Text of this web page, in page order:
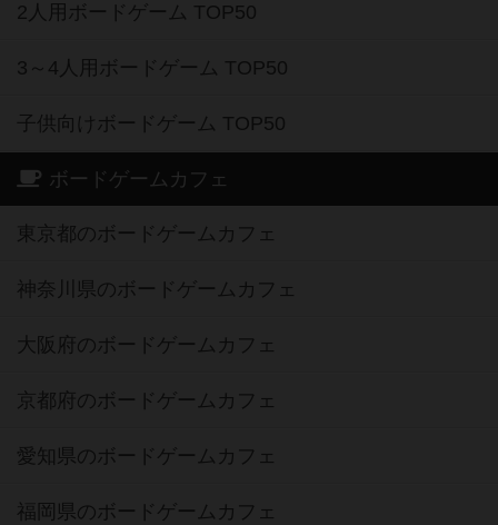
2人用ボードゲーム TOP50
3～4人用ボードゲーム TOP50
子供向けボードゲーム TOP50
ボードゲームカフェ
東京都のボードゲームカフェ
神奈川県のボードゲームカフェ
大阪府のボードゲームカフェ
京都府のボードゲームカフェ
愛知県のボードゲームカフェ
福岡県のボードゲームカフェ